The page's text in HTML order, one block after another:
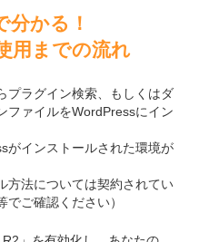
分かる！
用までの流れ
プラグイン検索、もしくはダ
ファイルをWordPressにイン
がインストールされた環境が
方法については契約されてい
ご確認ください）